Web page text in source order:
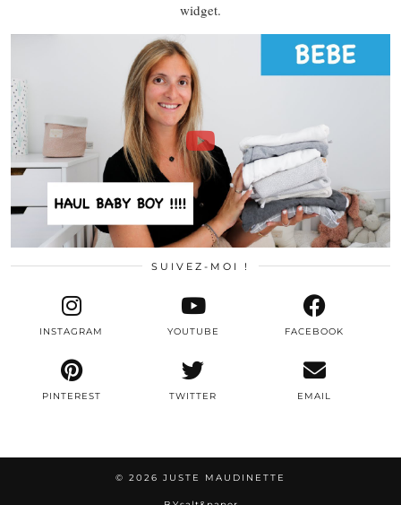
widget.
SUIVEZ-MOI !
TWITTER
INSTAGRAM FACEBOOK
PINTEREST
YOUTUBE
EMAIL
© 2026 JUSTE MAUDINETTE